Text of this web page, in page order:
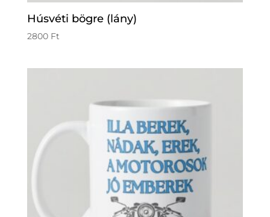
Húsvéti bögre (lány)
2800 Ft